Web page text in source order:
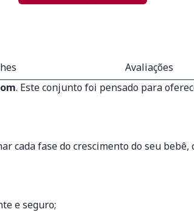
Avaliações
. Este conjunto foi pensado para
cada fase do crescimento do seu
e seguro;